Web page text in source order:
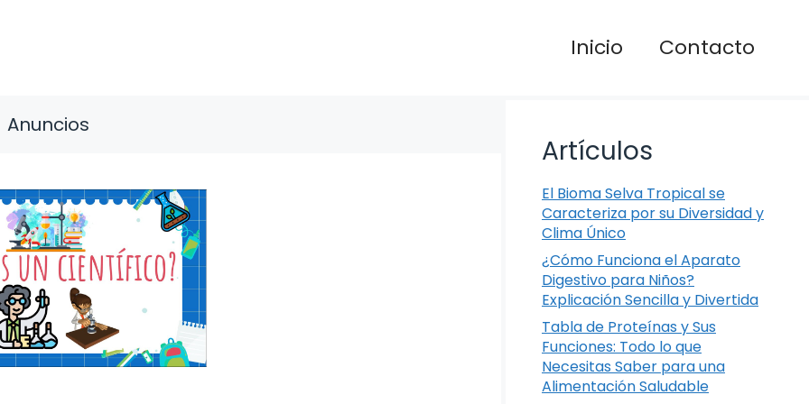
Inicio Contacto
Anuncios
Artículos
El Bioma Selva Tropical se
Caracteriza por su Diversidad y
Clima Único
¿Cómo Funciona el Aparato
Digestivo para Niños?
Explicación Sencilla y Divertida
Tabla de Proteínas y Sus
Funciones: Todo lo que
Necesitas Saber para una
Alimentación Saludable